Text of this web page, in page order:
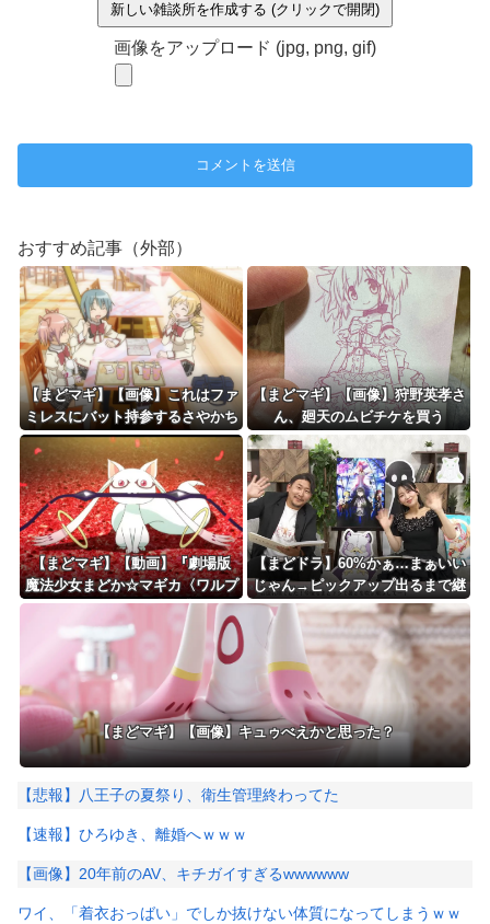
新しい雑談所を作成する (クリックで開閉)
画像をアップロード (jpg, png, gif)
おすすめ記事（外部）
【まどマギ】【画像】これはファ
ミレスにバット持参するさやかち
ゃん
【まどマギ】【画像】狩野英孝さ
ん、廻天のムビチケを買う
【まどマギ】【動画】『劇場版
魔法少女まどか☆マギカ〈ワルプ
ルギスの廻天〉』本予告が公
開！！！！
【まどドラ】60%かぁ…まぁいい
じゃん→ピックアップ出るまで継
続です！→！？！？
【まどマギ】【画像】キュゥべえかと思った？
【悲報】八王子の夏祭り、衛生管理終わってた
【速報】ひろゆき、離婚へｗｗｗ
【画像】20年前のAV、キチガイすぎるwwwwww
ワイ、「着衣おっばい」でしか抜けない体質になってしまうｗｗ